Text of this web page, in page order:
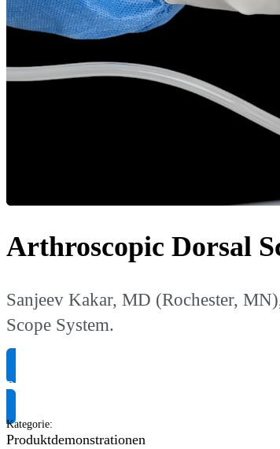
Arthroscopic Dorsal
Sanjeev Kakar, MD (Rochester,
Scope System.
Produktinformationen anfragen
Kategorie:
Produktdemonstrationen